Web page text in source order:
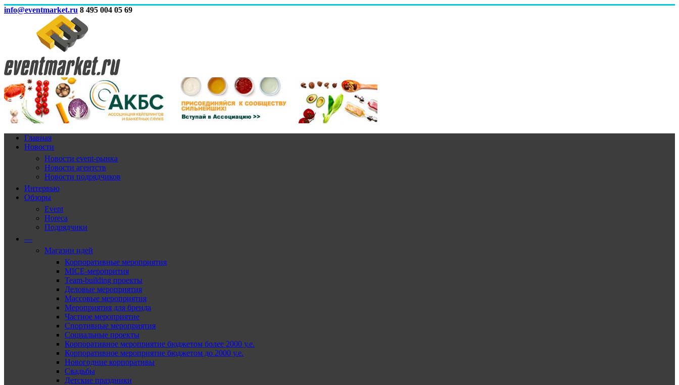
info@eventmarket.ru 8 495 004 05 69
Главная
Новости
Новости event-рынка
Новости агентств
Новости подрядчиков
Интервью
Обзоры
Event
Horeca
Подрядчики
—
Магазин идей
Корпоративные мероприятия
MICE-меропрития
Team-building проекты
Деловые мероприятия
Массовые мероприятия
Мероприятия для бренда
Частное мероприятие
Спортивные мероприятия
Социальные проекты
Корпоративное мероприятие бюджетом более 2000 у.е.
Корпоративное мероприятие бюджетом до 2000 у.е.
Новогодние корпоративы
Свадьбы
Детские праздники